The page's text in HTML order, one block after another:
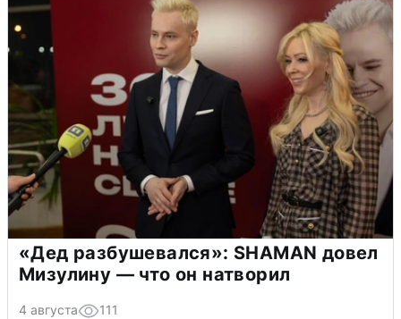
«Дед разбушевался»: SHAMAN довел
Мизулину — что он натворил
4 августа 111